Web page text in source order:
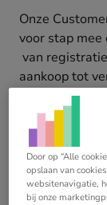
Onze
voor stap
van
aankoop tot
Zo word jij in
je je klanten
Door op “Alle
opslaan van
websitenavigatie,
bij onze